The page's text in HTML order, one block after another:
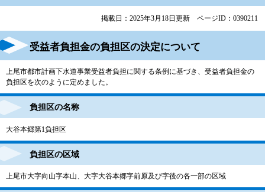
掲載日：2025年3月18日更新 ページID：0390211
受益者負担金の負担区の決定について
上尾市都市計画下水道事業受益者負担に関する条例に基づき、受益者負担金の
負担区を次のように定めました。
負担区の名称
大谷本郷第1負担区
負担区の区域
上尾市大字向山字本山、大字大谷本郷字前原及び字後の各一部の区域